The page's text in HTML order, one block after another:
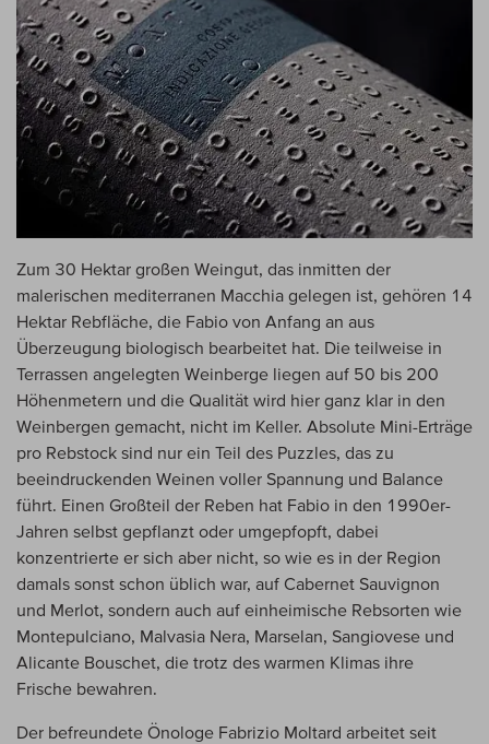
Zum 30 Hektar großen Weingut, das inmitten der
malerischen mediterranen Macchia gelegen ist, gehören 14
Hektar Rebfläche, die Fabio von Anfang an aus
Überzeugung biologisch bearbeitet hat. Die teilweise in
Terrassen angelegten Weinberge liegen auf 50 bis 200
Höhenmetern und die Qualität wird hier ganz klar in den
Weinbergen gemacht, nicht im Keller. Absolute Mini-Erträge
pro Rebstock sind nur ein Teil des Puzzles, das zu
beeindruckenden Weinen voller Spannung und Balance
führt. Einen Großteil der Reben hat Fabio in den 1990er-
Jahren selbst gepflanzt oder umgepfopft, dabei
konzentrierte er sich aber nicht, so wie es in der Region
damals sonst schon üblich war, auf Cabernet Sauvignon
und Merlot, sondern auch auf einheimische Rebsorten wie
Montepulciano, Malvasia Nera, Marselan, Sangiovese und
Alicante Bouschet, die trotz des warmen Klimas ihre
Frische bewahren.
Der befreundete Önologe Fabrizio Moltard arbeitet seit